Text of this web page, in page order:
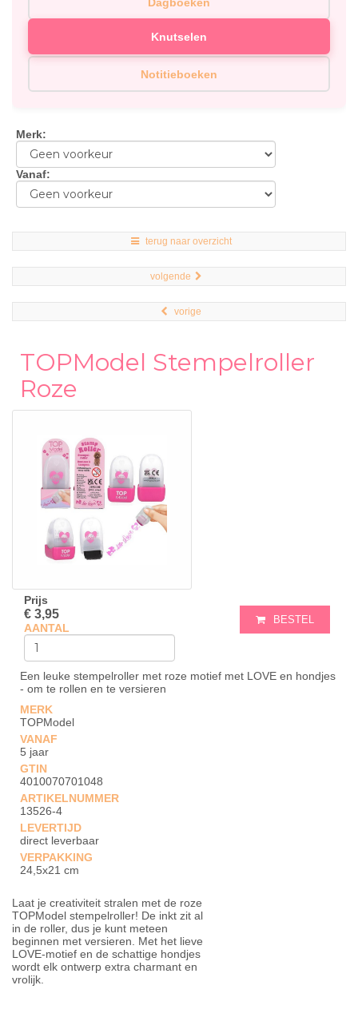
Knutselen
Notitieboeken
Merk:
Vanaf:
terug naar overzicht
volgende
vorige
TOPModel Stempelroller
Roze
Prijs
€ 3,95
AANTAL
BESTEL
Een leuke stempelroller met roze motief met LOVE en hondjes
- om te rollen en te versieren
MERK
TOPModel
VANAF
5 jaar
GTIN
4010070701048
ARTIKELNUMMER
13526-4
LEVERTIJD
direct leverbaar
VERPAKKING
24,5x21 cm
Laat je creativiteit stralen met de roze
TOPModel stempelroller! De inkt zit al
in de roller, dus je kunt meteen
beginnen met versieren. Met het lieve
LOVE-motief en de schattige hondjes
wordt elk ontwerp extra charmant en
vrolijk.